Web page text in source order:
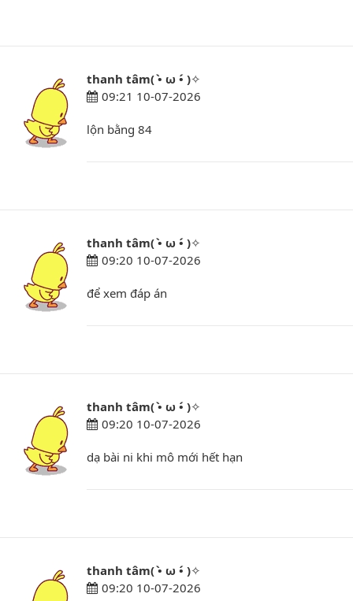
thanh tâm( •̀ ω •́ )✧
09:21 10-07-2026
lộn bằng 84
thanh tâm( •̀ ω •́ )✧
09:20 10-07-2026
để xem đáp án
thanh tâm( •̀ ω •́ )✧
09:20 10-07-2026
dạ bài ni khi mô mới hết hạn
thanh tâm( •̀ ω •́ )✧
09:20 10-07-2026